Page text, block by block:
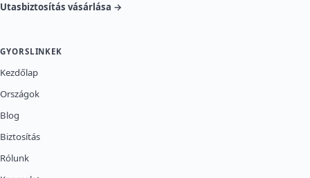
Utasbiztosítás vásárlása →
GYORSLINKEK
Kezdőlap
Országok
Blog
Biztosítás
Rólunk